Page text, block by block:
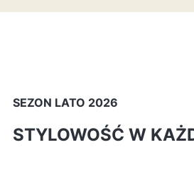
SEZON LATO 2026
STYLOWOŚĆ W